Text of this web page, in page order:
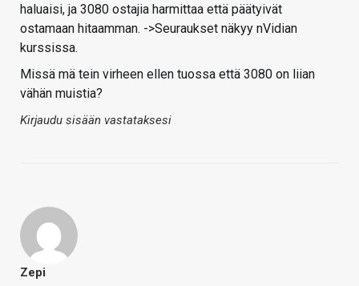
haluaisi, ja 3080 ostajia harmittaa että päätyivät
ostamaan hitaamman. ->Seuraukset näkyy nVidian
kurssissa.
Missä mä tein virheen ellen tuossa että 3080 on liian
vähän muistia?
Kirjaudu sisään vastataksesi
Zepi